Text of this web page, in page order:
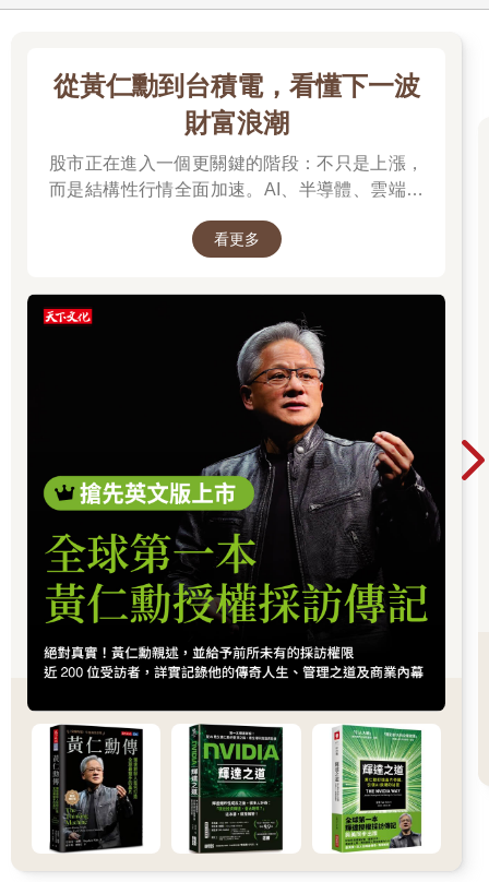
後就會流口水一樣。在你的習慣裡，觸發點不是鈴聲，而是跟完
成任務──包括明明可以迅速處理完畢的任務在內──有關聯的各
種想法。拖延開始執行任務會變成一種本能，即便是簡單就能完
成的任務，以致於到了最後你才發現幾乎什麼都沒完成（你老闆
也發現了）。
對大腦來說，習慣沒有好壞之分，習慣就是習慣，無論會產生什
麼後果。習慣的好與壞，是我們根據自己的慾望和期望來判斷
我在南達科他州黑山爬蟲動物園被鱷魚嚴重咬傷後的經歷，可以
用來說明「觸發──行為──獎勵」這個迴圈的運作。當時我的工
作除了跟鱷魚摔角之外，另外還要負責擠響尾蛇的毒液，我靠這
些工作賺大學學費，同時也從中學習如何應對壓力！每當被鱷魚
或蛇咬傷，我會先去「魔法村」工作，直到身體恢復到可以回去
魔法村是一個由一群訓練有素的動物組成的假村莊，牠們的籠子
藏在一片模仿美國舊西部小鎮風情的外牆後面。受過訓練的牛接
到信號後，會把頭伸出籠子拉動一根繫著鈴鐺的繩子。六隻雞聽
到鈴鐺聲後，就從被畫成草原小屋的籠子裡跑出來，奔向一間學
舍，六隻雞來到學舍時，會帶動扮成老師的鴨子現身。
接下來，一個動作引出下一個動作，兔子、山羊和豬扮演的角色
依次亮相，最後這場表演會在全場歡呼聲中落幕。這些訓練有素
的動物表演就是一個例行儀式，由鈴鐺聲觸發，每個動作都會觸
發下一個動作。這一連串動作只要一啟動，就無法停止，我們可
以把它比喻為複雜的習慣模式。
狀況。
本來那天一切都很正常，最後卻差點成了一場災難。當時我走上
舞台，打開麥克風，開始按照劇本對著在場的觀眾講故事。接著
我按下蜂鳴器打信號，提示牛拉繩搖響鈴鐺，可是牠沒出現。我
又按了一次，但還是不見蹤影。我一按再按，設法讓表演開始，
但都徒勞無功。鈴鐺不響，就沒有信號可以觸發六隻雞做出反
應，其他環節也無法依序展開。整套表演全仰賴第一個鈴鐺提示
從黃仁勳到台積電，看懂下一波
財富浪潮
股市正在進入一個更關鍵的階段：不只是上漲，
而是結構性行情全面加速。AI、半導體、雲端運
動全球科技基礎建設持續升級。尤其台灣憑藉晶
潮的關鍵樞紐上。而在這場浪潮中，有一個名字
你不得不認識：黃仁勳（NVIDIA），他正在定義
AI算力時代的規則，而台積電則是全球晶片製造
的核心引擎。從AI晶片、資料中心到記憶體與伺
服器，整條產業鏈正在被重新定價，帶動企業獲
利與出口預期同步上修。這不只是股市行情，而
是一次世界趨勢的重組：AI正在重寫產業分工，
也正在改變資本流向與全球經濟結構。
看更多